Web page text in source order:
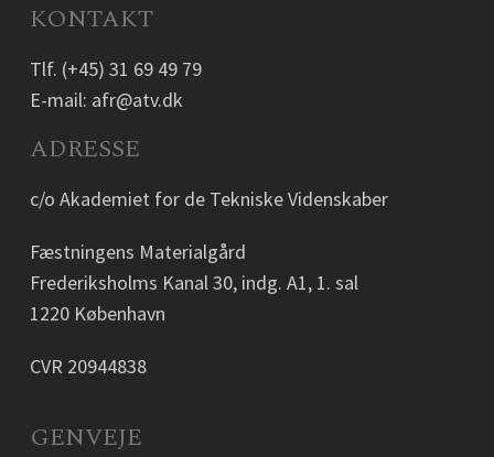
KONTAKT
Tlf. (+45) 31 69 49 79
E-mail: afr@atv.dk
ADRESSE
c/o Akademiet for de Tekniske Videnskaber
Fæstningens Materialgård
Frederiksholms Kanal 30, indg. A1, 1. sal
1220 København
CVR 20944838
GENVEJE